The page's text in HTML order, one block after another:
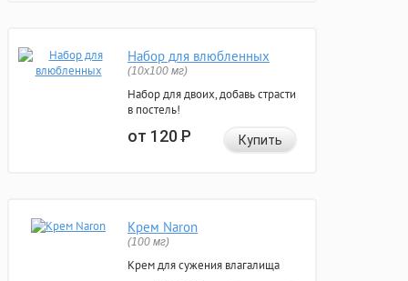
Набор для влюбленных
(10х100 мг)
Набор для двоих, добавь страсти
в постель!
от 120Р Купить
Крем Naron
(100 мг)
Крем для сужения влагалища